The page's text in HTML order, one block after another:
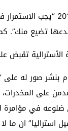
وكتب مرعي في عام
تضيع منك”. كما
بنشر صور له
على
ضلوعه في مؤامرة
200 استرالي سافروا الى الشرق الاوسط